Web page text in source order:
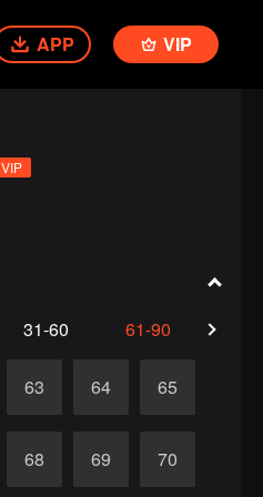
APP VIP
VIP
31-60 61-90
63 64 65
68 69 70